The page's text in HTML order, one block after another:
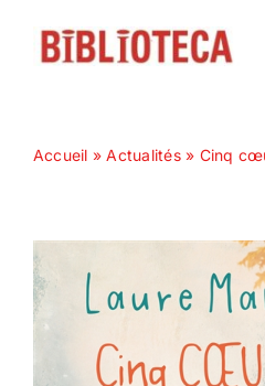
Nos
Accueil »Actualités» Cinq